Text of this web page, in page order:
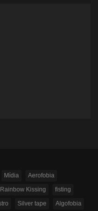
Mídia
Aerofobia
Rainbow Kissing
fisting
Silver tape Algofobia